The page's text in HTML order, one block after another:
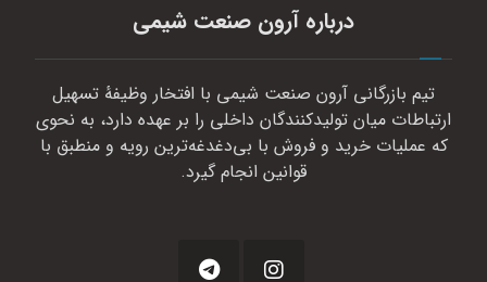
درباره آرون صنعت شیمی
تیم بازرگانی آرون صنعت شیمی با افتخار وظیفهٔ تسهیل
ارتباطات میان تولیدکنندگان داخلی را بر عهده دارد، به نحوی
که عملیات خرید و فروش با بی‌دغدغه‌ترین رویه و منطبق با
قوانین انجام گیرد.